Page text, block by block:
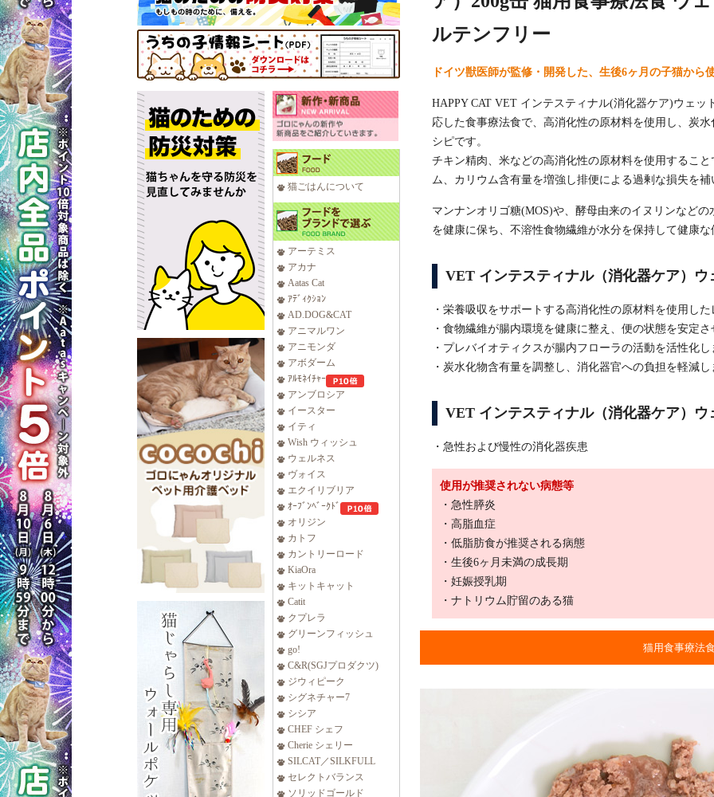
猫ごはんについて
アーテミス
アカナ
Aatas Cat
ｱﾃﾞｨｸｼｮﾝ
AD.DOG&CAT
アニマルワン
アニモンダ
アボダーム
ｱﾙﾓﾈｲﾁｬｰ
アンブロシア
イースター
イティ
Wish ウィッシュ
ウェルネス
ヴォイス
エクイリブリア
ｵｰﾌﾞﾝﾍﾞｰｸﾄﾞ
オリジン
カトフ
カントリーロード
KiaOra
キットキャット
Catit
クプレラ
グリーンフィッシュ
go!
C&R(SGJプロダクツ)
ジウィピーク
シグネチャー7
シシア
CHEF シェフ
Cherie シェリー
SILCAT／SILKFULL
セレクトバランス
ソリッドゴールド
ルテンフリー
ドイツ獣医師が監修・開発した、生後6ヶ月の子猫から
HAPPY CAT VET インテスティナル(消化器ケア)ウェ
応した食事療法食で、高消化性の原材料を使用し、炭
シピです。
チキン精肉、米などの高消化性の原材料を使用するこ
ム、カリウム含有量を増強し排便による過剰な損失を補
マンナンオリゴ糖(MOS)や、酵母由来のイヌリンなど
を健康に保ち、不溶性食物繊維が水分を保持して健康
VET インテスティナル（消化器ケア）ウ
・栄養吸収をサポートする高消化性の原材料を使用し
・食物繊維が腸内環境を健康に整え、便の状態を安定
・プレバイオティクスが腸内フローラの活動を活性化し
・炭水化物含有量を調整し、消化器官への負担を軽減し
VET インテスティナル（消化器ケア）ウ
・急性および慢性の消化器疾患
使用が推奨されない病態等
・急性膵炎
・高脂血症
・低脂肪食が推奨される病態
・生後6ヶ月未満の成長期
・妊娠授乳期
・ナトリウム貯留のある猫
猫用食事療法